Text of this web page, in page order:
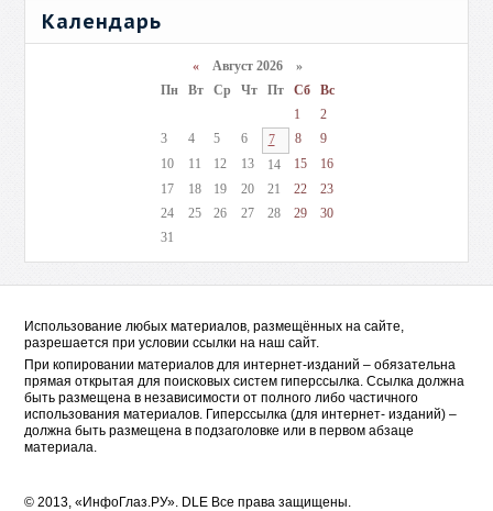
Календарь
«Август 2026 »
Пн
Вт Ср Чт Пт Сб
Вс
1
2
3
4 5 6 7 8
9
10
11 12 13 14 15
16
17
18 19 20 21 22
23
24
25 26 27 28 29
30
31
Использование любых материалов, размещённых на сайте,
разрешается при условии ссылки на наш сайт.
При копировании материалов для интернет-изданий – обязательна
прямая открытая для поисковых систем гиперссылка. Ссылка должна
быть размещена в независимости от полного либо частичного
использования материалов. Гиперссылка (для интернет- изданий) –
должна быть размещена в подзаголовке или в первом абзаце
материала.
© 2013, «ИнфоГлаз.РУ». DLE Все права защищены.